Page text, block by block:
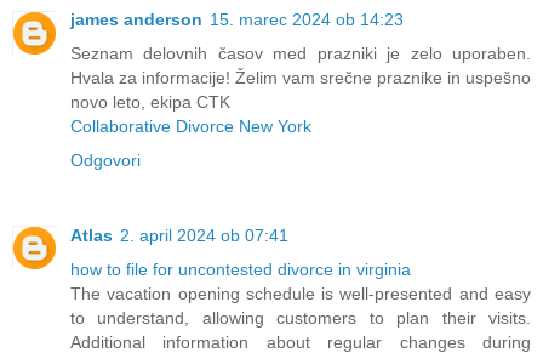
james anderson 15. marec 2024 ob 14:23
Seznam delovnih časov med prazniki je zelo uporaben.
Hvala za informacije! Želim vam srečne praznike in uspešno
novo leto, ekipa CTK
Collaborative Divorce New York
Odgovori
Atlas 2. april 2024 ob 07:41
how to file for uncontested divorce in virginia
The vacation opening schedule is well-presented and easy
to understand, allowing customers to plan their visits.
Additional information about regular changes during